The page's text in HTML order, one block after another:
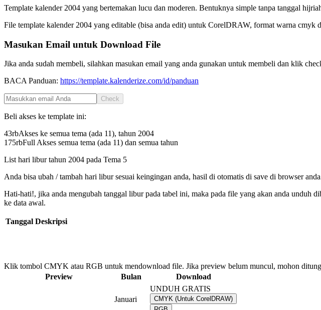
Template kalender 2004 yang bertemakan lucu dan moderen. Bentuknya simple tanpa tanggal
File template kalender 2004 yang editable (bisa anda edit) untuk CorelDRAW, format warna cmyk
Masukan Email untuk Download File
Jika anda sudah membeli, silahkan masukan email yang anda gunakan untuk membeli dan klik
BACA Panduan: https://template.kalenderize.com/id/panduan
Check
Beli akses ke template ini:
43rbAkses ke semua tema (ada 11), tahun 2004
175rbFull Akses semua tema (ada 11) dan semua tahun
List hari libur tahun 2004 pada Tema 5
Anda bisa ubah / tambah hari libur sesuai keingingan anda, hasil di otomatis di save di browser
Hati-hati!, jika anda mengubah tanggal libur pada tabel ini, maka pada file yang akan anda
ke data awal.
Tanggal Deskripsi
Klik tombol CMYK atau RGB untuk mendownload file. Jika preview belum muncul, mohon
Preview
Bulan Download
Januari
UNDUH GRATIS
CMYK (Untuk CorelDRAW)